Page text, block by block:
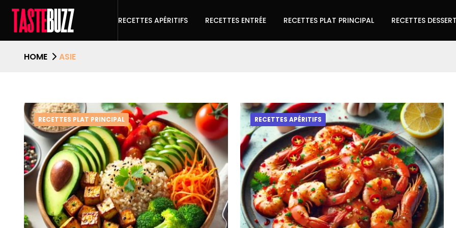
RECETTES APÉRITIFS RECETTES ENTRÉE RECETTES PLAT PRINCIPAL RECETTES
HOME ASIE
RECETTES PLAT PRINCIPAL RECETTES APÉRITIFS